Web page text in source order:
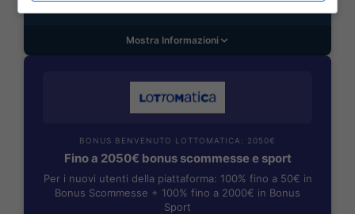
Mostra Informazioni
BONUS BENVENUTO LOTTOMATICA: 2050€
Fino a 2050€ bonus scommesse e sport
Per i nuovi utenti della piattaforma: 100% fino a 50€ in
Bonus Scommesse + 100% fino a 2000€ in Bonus
Sport